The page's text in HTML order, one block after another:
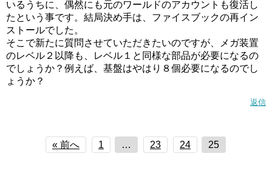
いるうちに、偶然にも元のワールドのアカウントも復活し
たという事です。結局決め手は、ファイスブックの再イン
ストールでした。
そこで新たに質問させていただきたいのですが、メガ装置
のレベル２以降も、レベル１と同様な部品が必要になるの
でしょうか？例えば、基盤はやはり８個必要になるのでし
ょうか？
返信
« 前へ 1 … 23 24 25